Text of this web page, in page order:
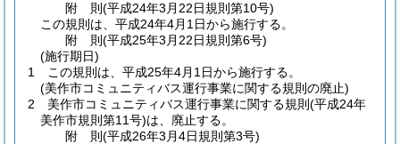
附 則(平成24年3月22日規則第10号)
この規則は、平成24年4月1日から施行する。
附 則(平成25年3月22日規則第6号)
(施行期日)
1
この規則は、平成25年4月1日から施行する。
(美作市コミュニティバス運行事業に関する規則の廃止)
2
美作市コミュニティバス運行事業に関する規則 (平成24年
美作市規則第11号)は、廃止する。
附 則(平成26年3月4日規則第3号)